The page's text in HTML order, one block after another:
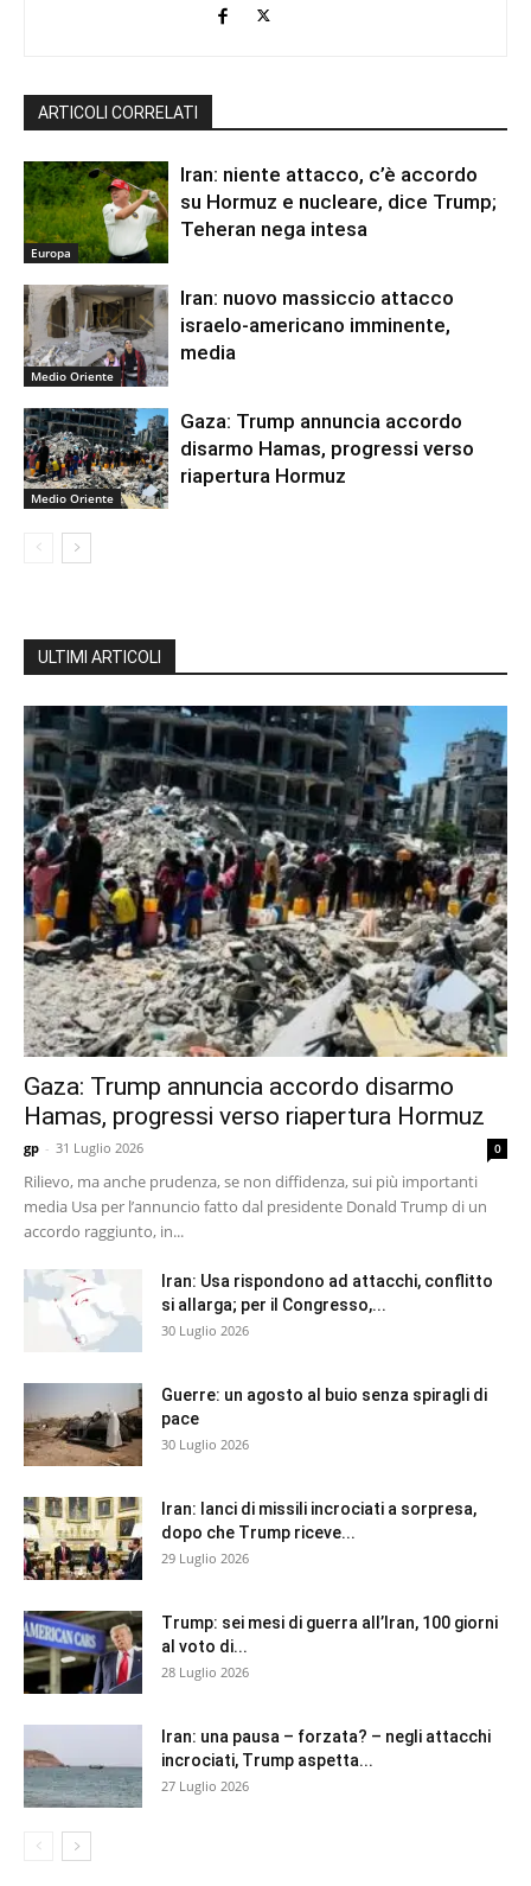
ARTICOLI CORRELATI
Europa
Iran: niente attacco, c’è accordo
su Hormuz e nucleare, dice Trump;
Teheran nega intesa
Medio Oriente
Iran: nuovo massiccio attacco
israelo-americano imminente,
media
Medio Oriente
Gaza: Trump annuncia accordo
disarmo Hamas, progressi verso
riapertura Hormuz
ULTIMI ARTICOLI
Gaza: Trump annuncia accordo disarmo
Hamas, progressi verso riapertura Hormuz
gp - 31 Luglio 2026 0
Rilievo, ma anche prudenza, se non diffidenza, sui più importanti
media Usa per l’annuncio fatto dal presidente Donald Trump di un
accordo raggiunto, in...
Iran: Usa rispondono ad attacchi, conflitto
si allarga; per il Congresso,...
30 Luglio 2026
Guerre: un agosto al buio senza spiragli di
pace
30 Luglio 2026
Iran: lanci di missili incrociati a sorpresa,
dopo che Trump riceve...
29 Luglio 2026
Trump: sei mesi di guerra all’Iran, 100 giorni
al voto di...
28 Luglio 2026
Iran: una pausa – forzata? – negli attacchi
incrociati, Trump aspetta...
27 Luglio 2026